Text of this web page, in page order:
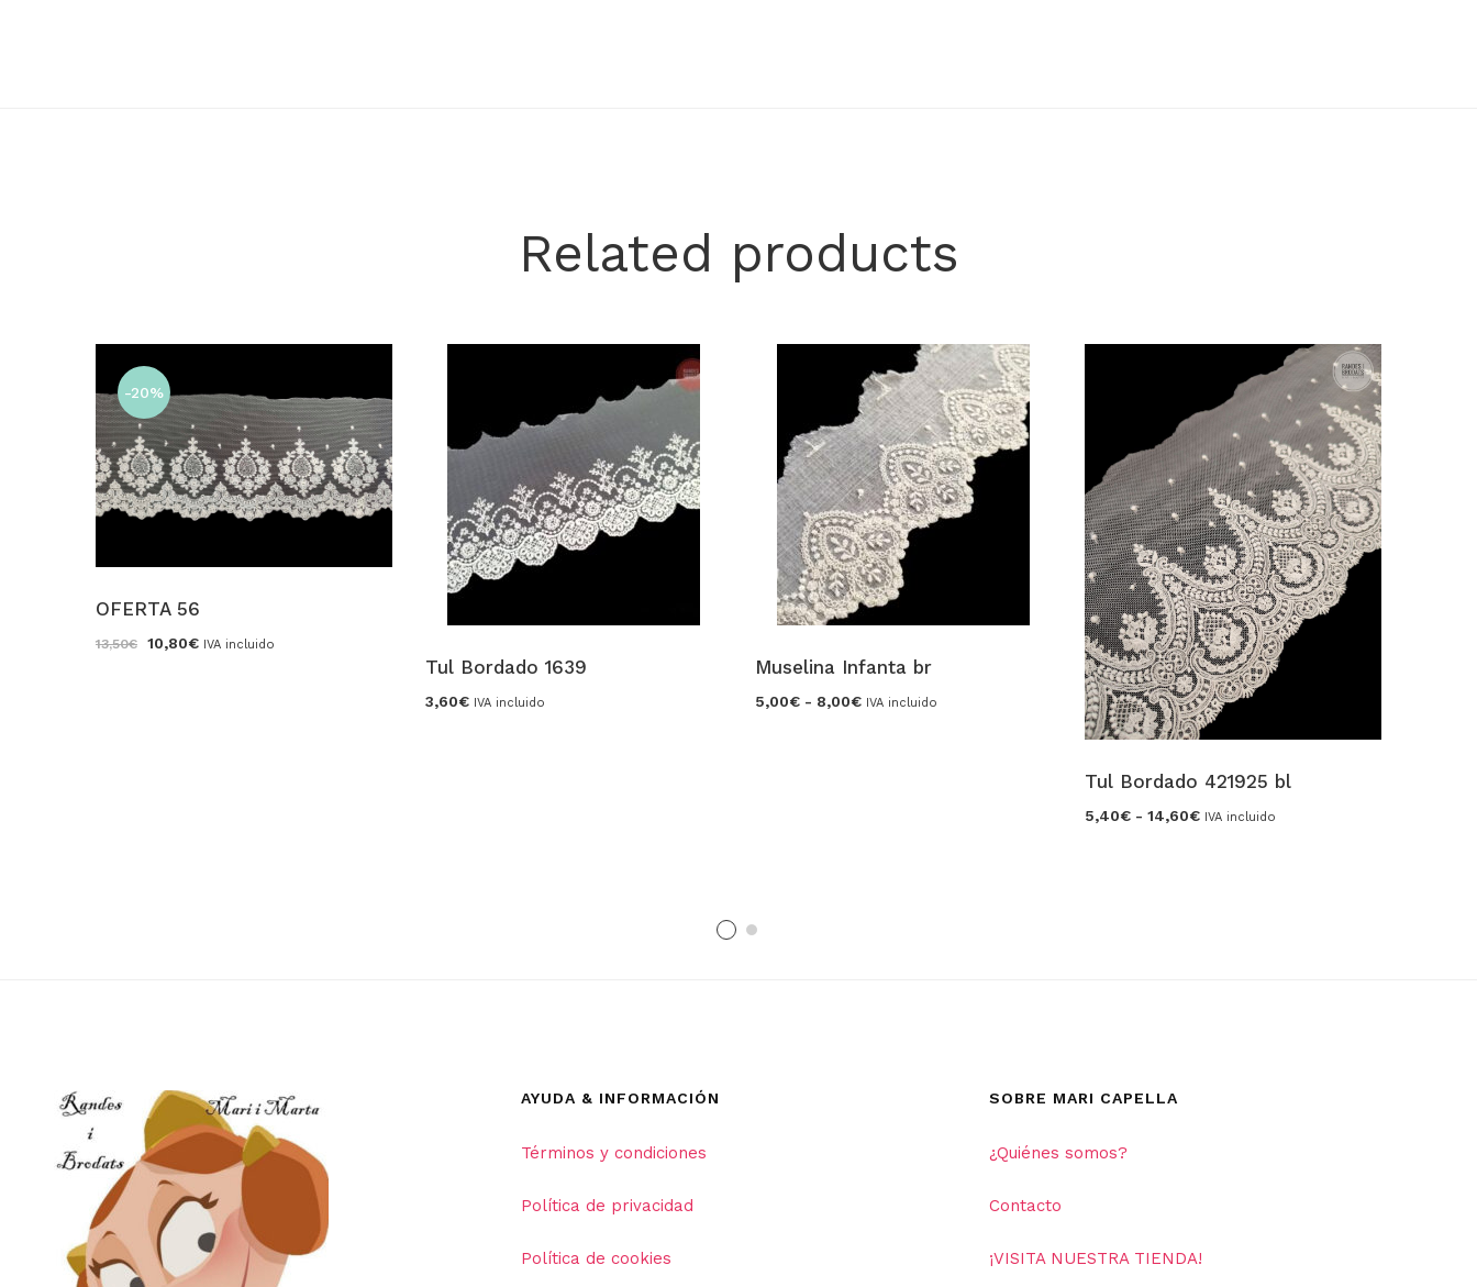
Related products
-20%
OFERTA 56
13,50€
El
precio
10,80€ElIVA incluido
Tul Bordado 1639
3,60€ IVA incluido
Muselina Infanta br
5,00€ - 8,00€Rango
IVA incluido
Tul Bordado 421925 bl
5,40€ - 14,60€Rango
IVA incluido
AYUDA & INFORMACIÓN
Términos y condiciones
Política de privacidad
Política de cookies
SOBRE MARI CAPELLA
¿Quiénes somos?
Contacto
¡VISITA NUESTRA TIENDA!